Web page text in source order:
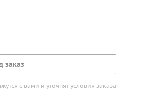
заказ
с вами и уточнят условия заказа